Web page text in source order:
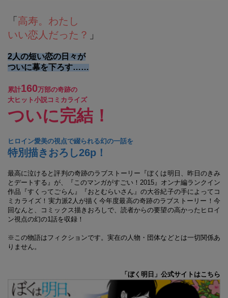
「 高寿。わたし
いい恋人だった？ 」
2人の短い恋の日々が
ついに幕を下ろす……
累計160万部の奇跡の
大ヒット小説コミカライズ
ついに完結！
ヒロイン愛美の視点で綴られる幻の一話を
特別描きおろし26p！
最高に泣けると評判の奇跡のラブストーリー『ぼくは明日、昨日のきみ
とデートする』が、『このマンガがすごい！2015』オンナ編ランクイン
作品『すくってごらん』『おとむらいさん』の大谷紀子の手によってコ
ミカライズ！実力派2人が描く今年度最高の奇跡のラブストーリー！今
回なんと、コミックス描きおろしで、読者からの要望の高かったヒロイ
ン視点の幻の1話を収録！
※この物語はフィクションです。実在の人物・団体などとは一切関係あ
りません。
「ぼく明日」公式サイトはこちら